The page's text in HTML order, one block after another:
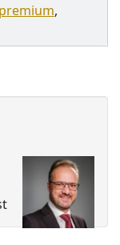
premium,